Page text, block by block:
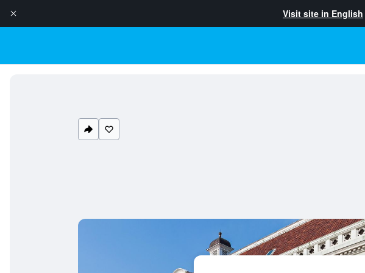
Visit site in English